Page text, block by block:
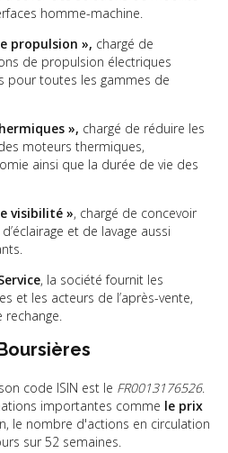
homme-machine.
propulsion », chargé de
de propulsion électriques
pour toutes les gammes de
», chargé de réduire les
moteurs thermiques,
ainsi que la durée de vie des
visibilité », chargé de concevoir
et de lavage aussi
, la société fournit les
et les acteurs de l’après-vente,
code ISIN est le FR0013176526.
importantes comme le prix
le nombre d'actions en circulation
sur 52 semaines.